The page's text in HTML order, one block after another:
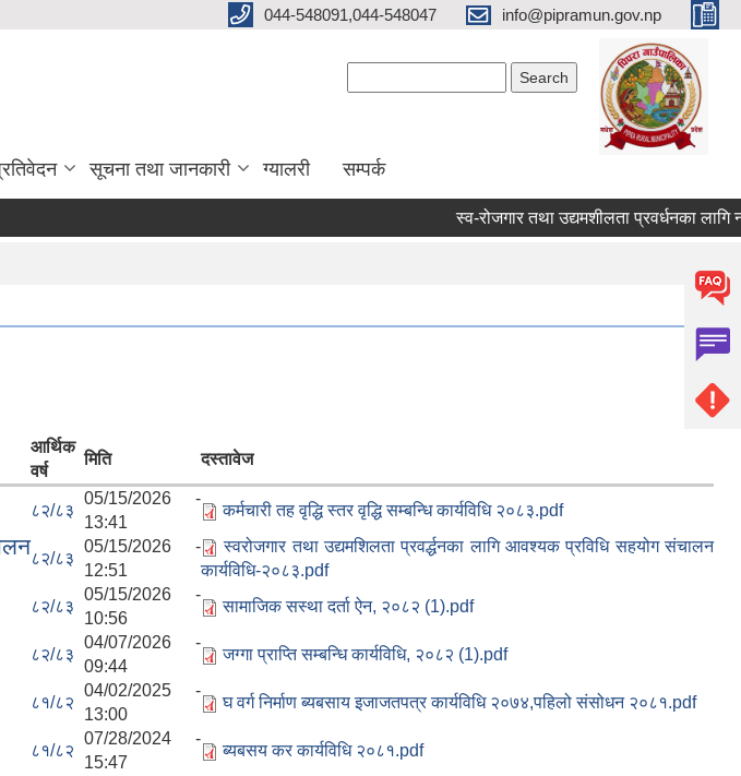
044-548091,044-548047 info@pipramun.gov.np
सूचना तथा जानकारी ग्यालरी सम्पर्क
स्व-रोजगार तथा उद्यमशीलता प्रवर्धनका लागि
आर्थिक
वर्ष
मिति दस्तावेज
८२/८३
05/15/2026 -
13:41
कर्मचारी तह वृद्धि स्तर वृद्धि सम्बन्धि कार्यविधि २०८३.pdf
८२/८३
05/15/2026 -
12:51
स्वरोजगार तथा उद्यमशिलता प्रवर्द्धनका लागि आवश्यक प्रविधि सहयोग संचालन
कार्यविधि-२०८३.pdf
८२/८३
05/15/2026 -
10:56
सामाजिक सस्था दर्ता ऐन, २०८२ (1).pdf
८२/८३
04/07/2026 -
09:44
जग्गा प्राप्ति सम्बन्धि कार्यविधि, २०८२ (1).pdf
८१/८२
04/02/2025 -
13:00
घ वर्ग निर्माण ब्यबसाय इजाजतपत्र कार्यविधि २०७४,पहिलो संसोधन २०८१.pdf
८१/८२
07/28/2024 -
15:47
ब्यबसय कर कार्यविधि २०८१.pdf